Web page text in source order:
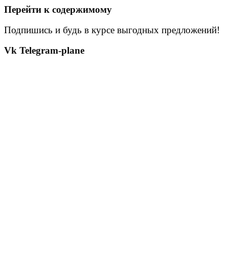
Перейти к содержимому
Подпишись и будь в курсе выгодных предложений!
Vk Telegram-plane